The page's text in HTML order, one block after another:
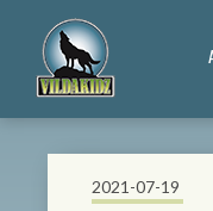
2021-07-19